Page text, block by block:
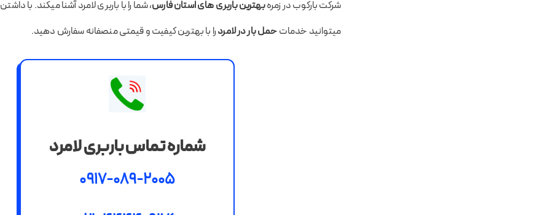
شرکت بارکوب در زمرهبهترین باربری های استان فارس، شما را با باربری لامرد آشنا میکند. با داشتن
میتوانید خدماتحمل بار در لامردرا با بهترین کیفیت و قیمتی منصفانه سفارش دهید.
شماره تماس باربری لامرد
0917-089-2005